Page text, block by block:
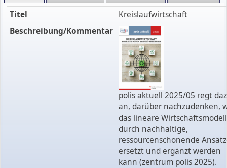
Titel
Kreislaufwirtschaft
Beschreibung/Kommentar
polis aktuell 2025/05 regt
an, darüber nachzudenken,
das lineare Wirtschaftsmodell
durch nachhaltige,
ressourcenschonende
ersetzt und ergänzt werden
kann (zentrum polis 2025).